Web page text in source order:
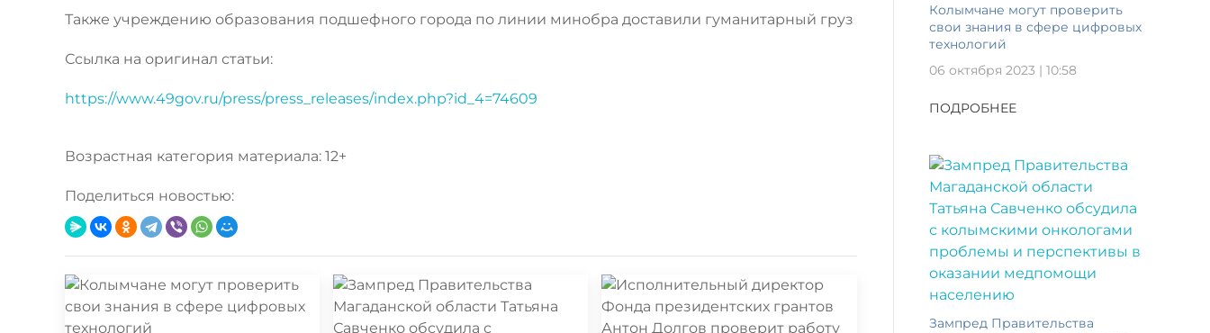
Также учреждению образования подшефного города по линии минобра доставили гуманитарный груз
Ссылка на оригинал статьи:
https://www.49gov.ru/press/press_releases/index.php?id_4=74609
Возрастная категория материала: 12+
Поделиться новостью:
Колымчане могут проверить
свои знания в сфере цифровых
технологий
06 октября 2023 | 10:58
ПОДРОБНЕЕ
Зампред Правительства